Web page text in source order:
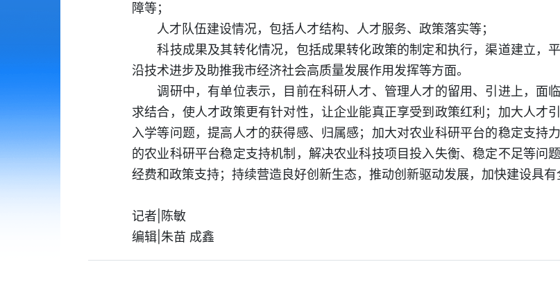
障等；
人才队伍建设情况，包括人才结构、人才服务、政策落实等；
科技成果及其转化情况，包括成果转化政策的制定和执行，渠道建立，
沿技术进步及助推我市经济社会高质量发展作用发挥等方面。
调研中，有单位表示，目前在科研人才、管理人才的留用、引进上，面
求结合，使人才政策更有针对性，让企业能真正享受到政策红利；加大人才
入学等问题，提高人才的获得感、归属感；加大对农业科研平台的稳定支持
的农业科研平台稳定支持机制，解决农业科技项目投入失衡、稳定不足等问
经费和政策支持；持续营造良好创新生态，推动创新驱动发展，加快建设具有
记者|陈敏
编辑|朱苗 成鑫